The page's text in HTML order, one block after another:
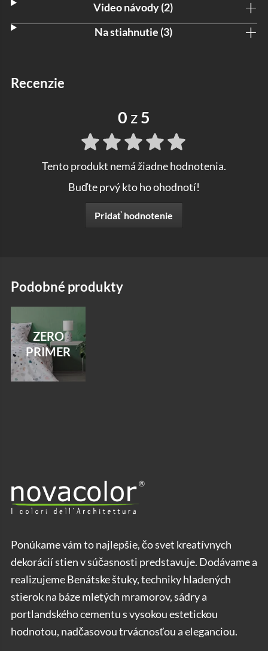
Video návody (2)
Na stiahnutie (3)
recenzie
0 z5
Tento produkt nemá žiadne hodnotenia.
Buďte prvý kto ho ohodnotí!
Pridať hodnotenie
podobné produkty
ZERO
PRIMER
Ponúkame vám to najlepšie, čo svet kreatívnych
dekorácií stien v súčasnosti predstavuje. Dodávame a
realizujeme Benátske štuky, techniky hladených
stierok na báze mletých mramorov, sádry a
portlandského cementu s vysokou estetickou
hodnotou, nadčasovou trvácnosťou a eleganciou.